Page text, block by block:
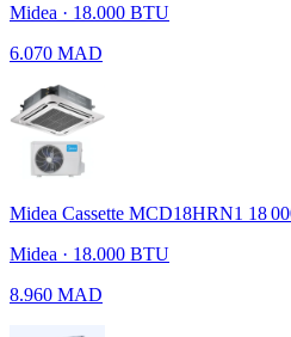
Midea · 18.000 BTU
6.070 MAD
Midea Cassette MCD18HRN1 18
Midea · 18.000 BTU
8.960 MAD